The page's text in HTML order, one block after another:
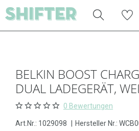
BELKIN BOOST
DUAL LADEGERÄT,
0 Bewertungen
Art.Nr.: 1029098 Hersteller Nr.: